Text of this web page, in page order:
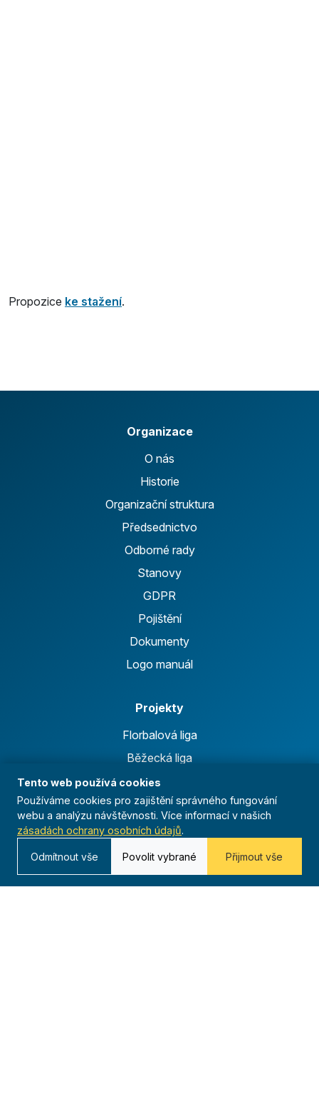
Propozice ke stažení.
Organizace
O nás
Historie
Organizační struktura
Předsednictvo
Odborné rady
Stanovy
GDPR
Pojištění
Dokumenty
Logo manuál
Projekty
Florbalová liga
Běžecká liga
Ficep
Anthropoid
Celoroční činnost
Tento web používá cookies
Používáme cookies pro zajištění správného fungování
webu a analýzu návštěvnosti. Více informací v našich
zásadách ochrany osobních údajů.
Odmítnout vše Povolit vybrané Přijmout vše